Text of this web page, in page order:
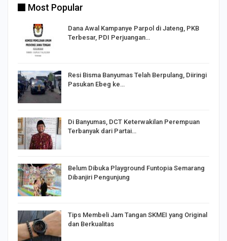
Most Popular
Dana Awal Kampanye Parpol di Jateng, PKB
Terbesar, PDI Perjuangan…
Resi Bisma Banyumas Telah Berpulang, Diiringi
Pasukan Ebeg ke…
Di Banyumas, DCT Keterwakilan Perempuan
Terbanyak dari Partai…
Belum Dibuka Playground Funtopia Semarang
Dibanjiri Pengunjung
Tips Membeli Jam Tangan SKMEI yang Original
dan Berkualitas